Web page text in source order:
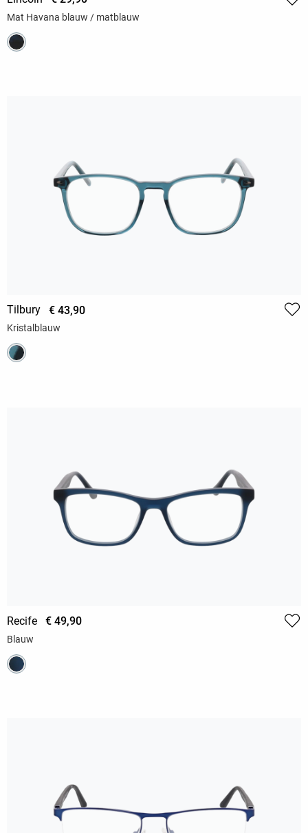
Mat Havana blauw / matblauw
Tilbury € 43,90
Kristalblauw
Recife € 49,90
Blauw